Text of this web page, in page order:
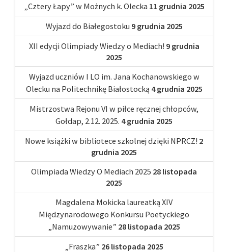
„Cztery Łapy” w Możnych k. Olecka 11 grudnia 2025
Wyjazd do Białegostoku 9 grudnia 2025
XII edycji Olimpiady Wiedzy o Mediach! 9 grudnia
2025
Wyjazd uczniów I LO im. Jana Kochanowskiego w
Olecku na Politechnikę Białostocką 4 grudnia 2025
Mistrzostwa Rejonu VI w piłce ręcznej chłopców,
Gołdap, 2.12. 2025. 4 grudnia 2025
Nowe książki w bibliotece szkolnej dzięki NPRCZ! 2
grudnia 2025
Olimpiada Wiedzy O Mediach 2025 28 listopada
2025
Magdalena Mokicka laureatką XIV
Międzynarodowego Konkursu Poetyckiego
„Namuzowywanie” 28 listopada 2025
„Fraszka” 26 listopada 2025